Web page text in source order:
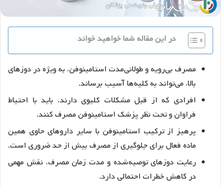
در این مقاله شما خواهید خواند
مصرف بی‌رویه و طولانی‌مدت استامینوفن، به ویژه در دوزهای
بالا، می‌تواند به کلیه‌ها آسیب برساند.
افرادی که از قبل مشکلات کلیوی دارند، باید با احتیاط
فراوان و تحت نظر پزشک استامینوفن مصرف کنند.
پرهیز از ترکیب استامینوفن با سایر داروهای حاوی همین
ماده فعال برای جلوگیری از مصرف بیش از حد ضروری است.
رعایت دوزهای توصیه‌شده و مدت زمان مصرف، نقش مهمی
در کاهش خطرات احتمالی دارد.